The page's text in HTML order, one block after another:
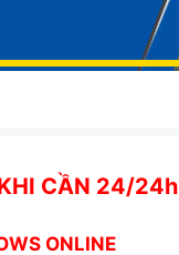
CẦN 24/24h
ONLINE